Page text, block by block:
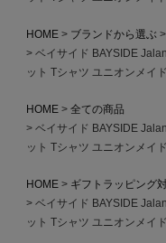
HOME ブランドから選ぶ
ベイサイド BAYSIDE
ット Tシャツ ユニオンメイド
HOME
全ての商品
ベイサイド BAYSIDE
ット Tシャツ ユニオンメイド
HOME
ギフトラッピング
ベイサイド BAYSIDE
ット Tシャツ ユニオンメイド